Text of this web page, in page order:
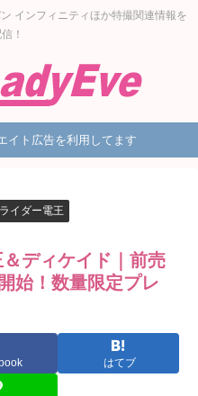
インフィニティほか特撮関連情報を
！
イト広告を利用してます
イダー電王
ディケイド｜前売
始！数量限定プレ
はてブ